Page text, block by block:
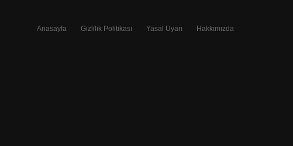
Anasayfa Gizlilik Politikası Yasal Uyarı Hakkımızda